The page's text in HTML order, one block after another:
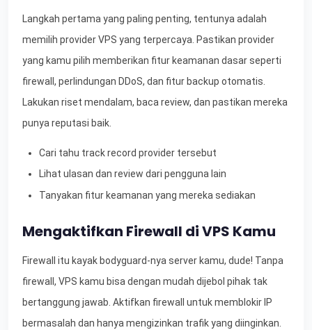
Langkah pertama yang paling penting, tentunya adalah
memilih provider VPS yang terpercaya. Pastikan provider
yang kamu pilih memberikan fitur keamanan dasar seperti
firewall, perlindungan DDoS, dan fitur backup otomatis.
Lakukan riset mendalam, baca review, dan pastikan mereka
punya reputasi baik.
Cari tahu track record provider tersebut
Lihat ulasan dan review dari pengguna lain
Tanyakan fitur keamanan yang mereka sediakan
Mengaktifkan Firewall di VPS Kamu
Firewall itu kayak bodyguard-nya server kamu, dude! Tanpa
firewall, VPS kamu bisa dengan mudah dijebol pihak tak
bertanggung jawab. Aktifkan firewall untuk memblokir IP
bermasalah dan hanya mengizinkan trafik yang diinginkan.